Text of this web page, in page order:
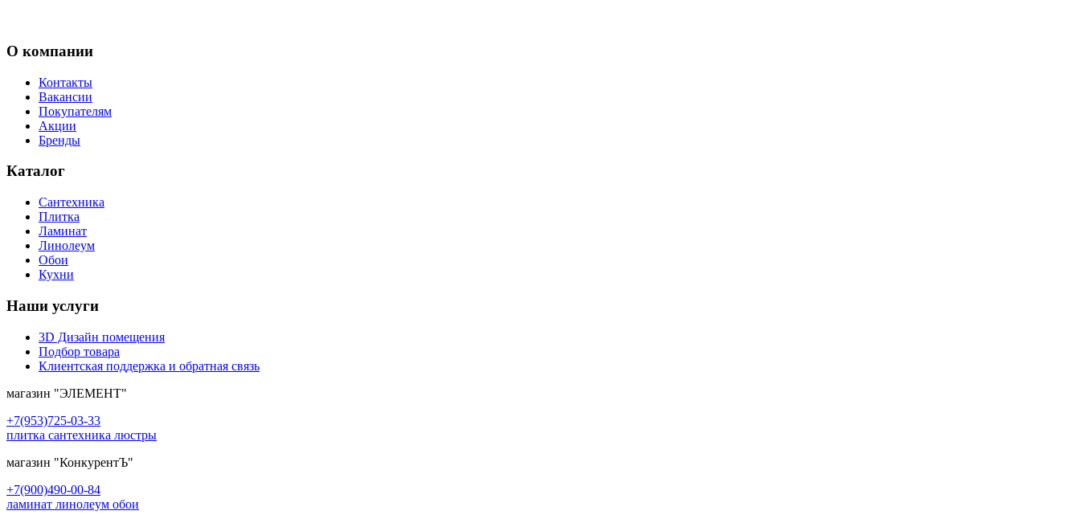
О компании
Контакты
Вакансии
Покупателям
Акции
Бренды
Каталог
Сантехника
Плитка
Ламинат
Линолеум
Обои
Кухни
Наши услуги
3D Дизайн помещения
Подбор товара
Клиентская поддержка и обратная связь
магазин "ЭЛЕМЕНТ"
+7(953)725-03-33
плитка сантехника люстры
магазин "КонкурентЪ"
+7(900)490-00-84
ламинат линолеум обои